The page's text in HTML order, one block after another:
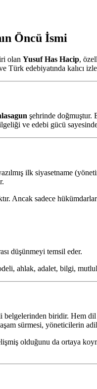
Öncü İsmi
olan Yusuf Has Hacip,
edebiyatında kalıcı izler
şehrinde doğmuştur.
ve edebi gücü
ilk siyasetname
Ancak sadece
düşünmeyi temsil eder.
ahlak, adalet, bilgi,
biridir. Hem dil
sürmesi, yöneticilerin
olduğunu da ortaya